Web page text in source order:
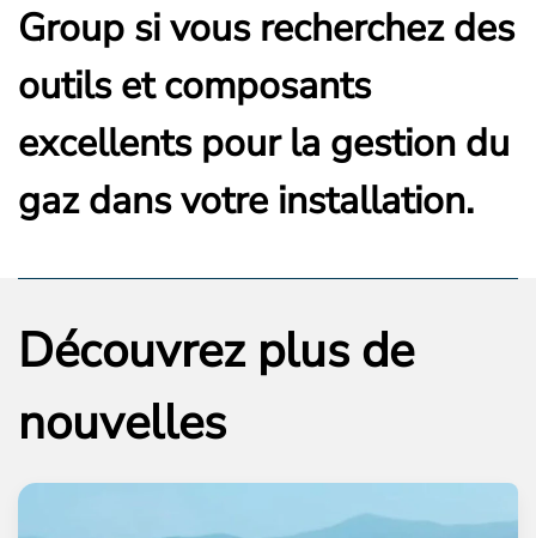
Group si vous recherchez des
outils et composants
excellents pour la gestion du
gaz dans votre installation.
Découvrez plus de
nouvelles